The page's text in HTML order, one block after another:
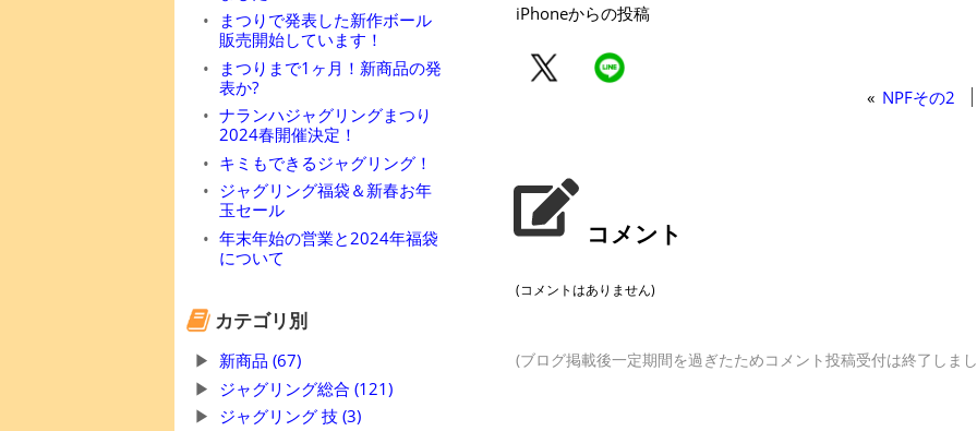
まつりで発表した新作ボール
販売開始しています！
まつりまで1ヶ月！新商品の発
表か?
ナランハジャグリングまつり
2024春開催決定！
キミもできるジャグリング！
ジャグリング福袋＆新春お年
玉セール
年末年始の営業と2024年福袋
について
カテゴリ別
新商品 (67)
ジャグリング総合 (121)
ジャグリング 技 (3)
iPhoneからの投稿
« NPFその2
コメント
(コメントはありません)
(ブログ掲載後一定期間を過ぎたためコメント投稿受付は終了しま